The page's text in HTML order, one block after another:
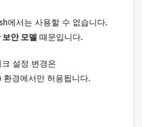
에서는 사용할 수 없습니다.
보안 모델 때문입니다.
설정 변경은
환경에서만 허용됩니다.